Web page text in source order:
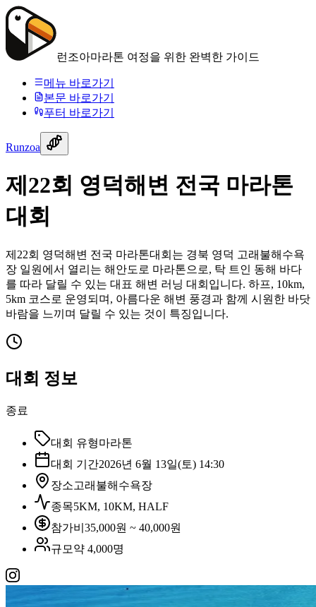
런조아마라톤 여정을 위한 완벽한 가이드
메뉴 바로가기
본문 바로가기
푸터 바로가기
Runzoa
제22회 영덕해변 전국 마라톤
대회
제22회 영덕해변 전국 마라톤대회는 경북 영덕 고래불해수욕
장 일원에서 열리는 해안도로 마라톤으로, 탁 트인 동해 바다
를 따라 달릴 수 있는 대표 해변 러닝 대회입니다. 하프, 10km,
5km 코스로 운영되며, 아름다운 해변 풍경과 함께 시원한 바닷
바람을 느끼며 달릴 수 있는 것이 특징입니다.
대회 정보
종료
대회 유형마라톤
대회 기간2026년 6월 13일(토) 14:30
장소고래불해수욕장
종목5KM, 10KM, HALF
참가비 35,000원 ~ 40,000원
규모 약 4,000명